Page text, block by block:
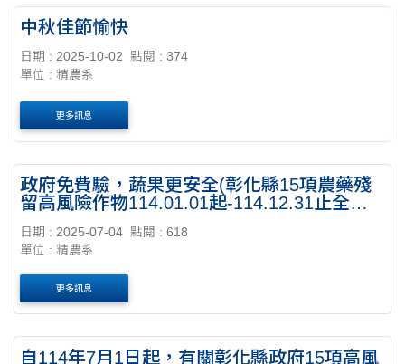
中秋佳節愉快
日期 : 2025-10-02
點閱 : 374
單位 : 精農系
更多訊息
政府免費驗，蔬果更安全(彰化縣15項農藥殘
留高風險作物114.01.01起-114.12.31止全面
免費先檢後售)
日期 : 2025-07-04 點閱 : 618
單位 : 精農系
更多訊息
自114年7月1日起，有關彰化縣政府15項高風